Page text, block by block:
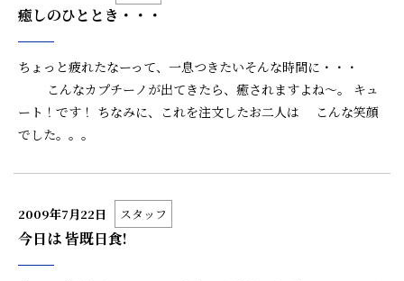
癒しのひととき・・・
ちょっと疲れたなーって、一息つきたいそんな時間に・・・
こんなカプチーノが出てきたら、癒されますよね～。 キュ
ート！です！ ちなみに、これを注文したお二人は こんな笑顔
でした。。。
2009年7月22日 スタッフ
今日は 皆既日食!